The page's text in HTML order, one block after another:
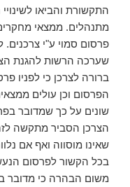
התקשורת והביאו
מתנהלים. ממצאי מחקרים
פרסום סמוי ע"י
שערכה הרשות להגנת
ברורה לצרכן כי לפניו
הפרסום וכן עולים
שונים על כך שמדובר
הצרכן הסביר מתקשה
שאינו מוסווה ואף אם
בכל הקשור לפרסום
משום הבהרה כי מדובר